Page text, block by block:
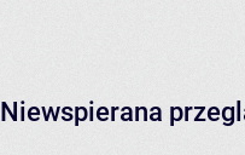
Niewspierana